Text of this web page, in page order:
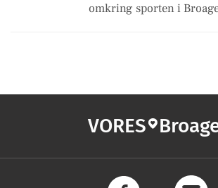
omkring sporten i
VORES